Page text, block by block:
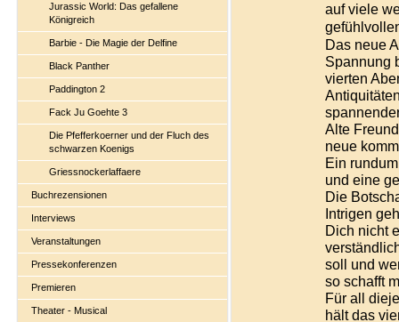
Jurassic World: Das gefallene
Königreich
Barbie - Die Magie der Delfine
Black Panther
Paddington 2
Fack Ju Goehte 3
Die Pfefferkoerner und der Fluch des
schwarzen Koenigs
Griessnockerlaffaere
Buchrezensionen
Interviews
Veranstaltungen
Pressekonferenzen
Premieren
Theater - Musical
auf viele
Das neue
Spannung
vierten
Alte
neue
Ein
und eine
Die
Intrigen
Dich nicht
soll und
so schafft
Für all
hält das